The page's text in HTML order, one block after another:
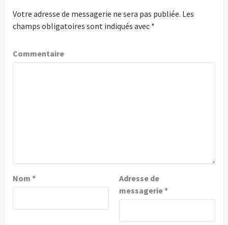
Votre adresse de messagerie ne sera pas publiée. Les
champs obligatoires sont indiqués avec *
Commentaire
Nom *
Adresse de
messagerie*